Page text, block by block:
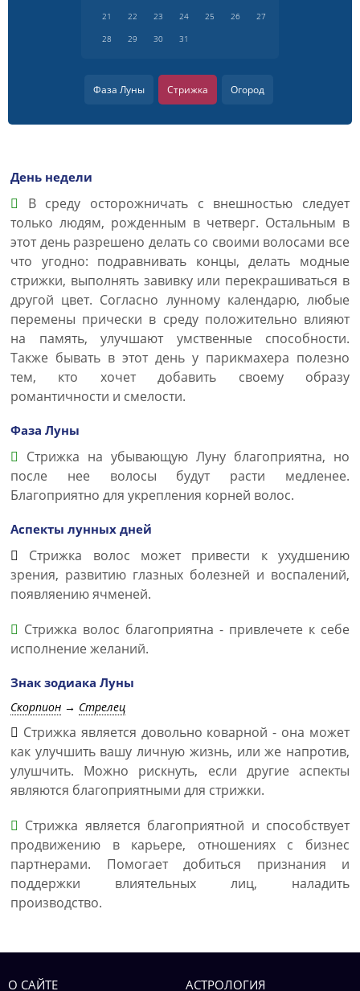
21
22 23 24 25 26
27
28
29 30 31
Фаза Луны Стрижка Огород
День недели
В среду осторожничать с внешностью следует
только людям, рожденным в четверг. Остальным в
этот день разрешено делать со своими волосами все
что угодно: подравнивать концы, делать модные
стрижки, выполнять завивку или перекрашиваться в
другой цвет. Согласно лунному календарю, любые
перемены прически в среду положительно влияют
на память, улучшают умственные способности.
Также бывать в этот день у парикмахера полезно
тем, кто хочет добавить своему образу
романтичности и смелости.
Фаза Луны
Стрижка на убывающую Луну благоприятна, но
после нее волосы будут расти медленее.
Благоприятно для укрепления корней волос.
Аспекты лунных дней
Стрижка волос может привести к ухудшению
зрения, развитию глазных болезней и воспалений,
появляению ячменей.
Стрижка волос благоприятна - привлечете к себе
исполнение желаний.
Знак зодиака Луны
Скорпион → Стрелец
Стрижка является довольно коварной - она может
как улучшить вашу личную жизнь, или же напротив,
улушчить. Можно рискнуть, если другие аспекты
являются благоприятными для стрижки.
Стрижка является благоприятной и способствует
продвижению в карьере, отношениях с бизнес
партнерами. Помогает добиться признания и
поддержки влиятельных лиц, наладить
производство.
О САЙТЕ АСТРОЛОГИЯ